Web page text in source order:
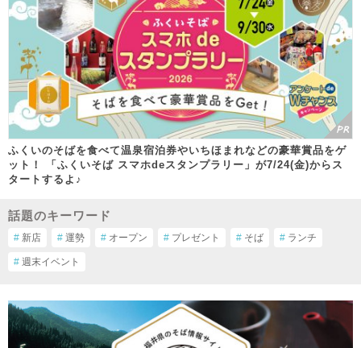
ふくいのそばを食べて温泉宿泊券やいちほまれなどの豪華賞品をゲ
ット！ 「ふくいそば スマホdeスタンプラリー」が7/24(金)からス
タートするよ♪
話題のキーワード
# 新店 # 運勢 # オープン # プレゼント # そば # ランチ
# 週末イベント